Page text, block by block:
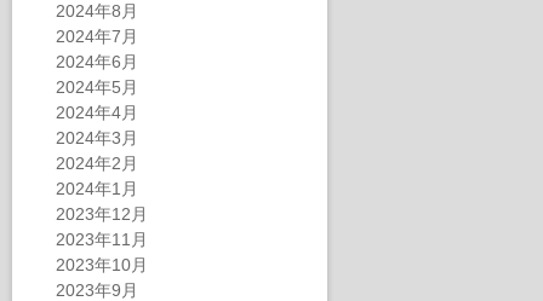
2024年8月
2024年7月
2024年6月
2024年5月
2024年4月
2024年3月
2024年2月
2024年1月
2023年12月
2023年11月
2023年10月
2023年9月